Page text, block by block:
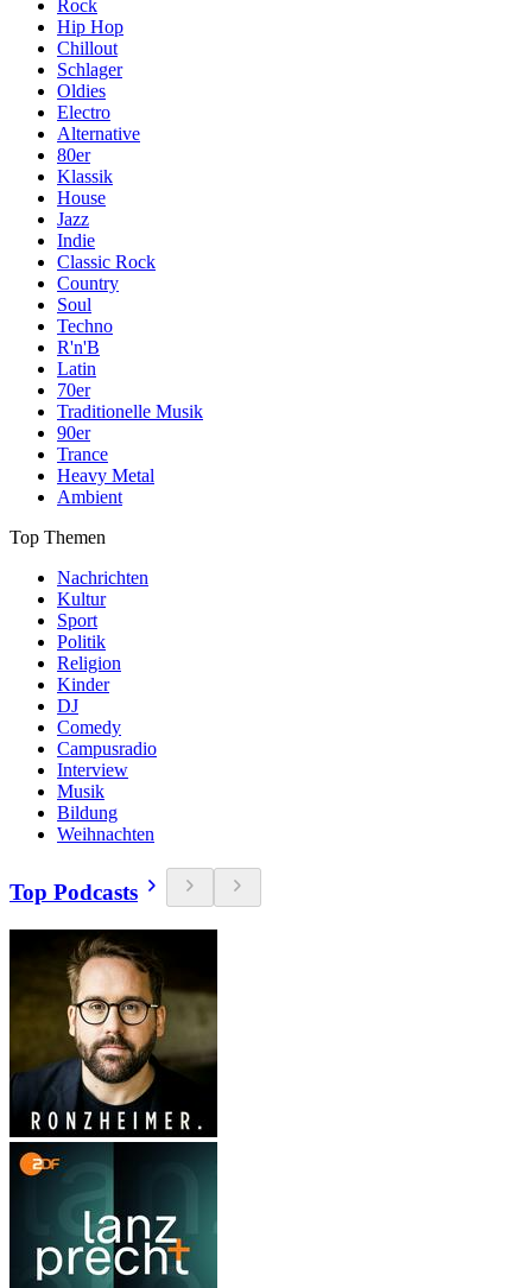
Rock
Hip Hop
Chillout
Schlager
Oldies
Electro
Alternative
80er
Klassik
House
Jazz
Indie
Classic Rock
Country
Soul
Techno
R'n'B
Latin
70er
Traditionelle Musik
90er
Trance
Heavy Metal
Ambient
Top Themen
Nachrichten
Kultur
Sport
Politik
Religion
Kinder
DJ
Comedy
Campusradio
Interview
Musik
Bildung
Weihnachten
Top Podcasts